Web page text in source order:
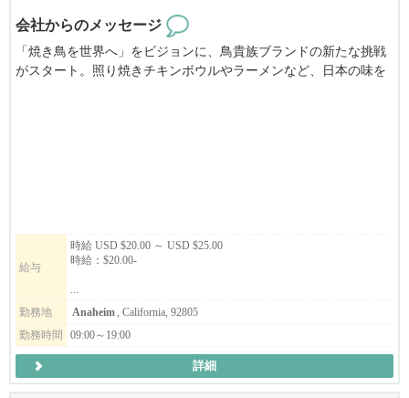
会社からのメッセージ
「焼き鳥を世界へ」をビジョンに、鳥貴族ブランドの新たな挑戦
がスタート。照り焼きチキンボウルやラーメンなど、日本の味を
給与
時給 USD $20.00 ～ USD $25.00
時給：$20.00-
...
勤務地
Anaheim, California, 92805
勤務時間
09:00～19:00
詳細